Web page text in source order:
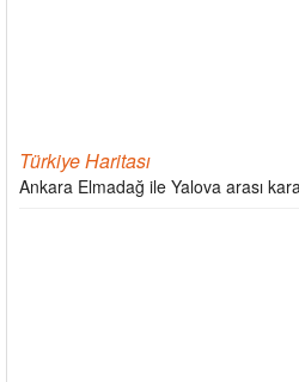
Türkiye Haritası
Ankara Elmadağ ile Yalova arası